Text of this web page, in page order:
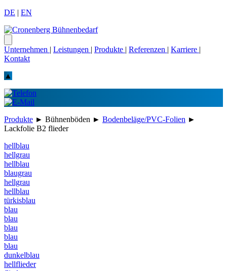
DE | EN
Unternehmen | Leistungen | Produkte | Referenzen | Karriere |
Kontakt
▲
Produkte ► Bühnenböden ► Bodenbeläge/PVC-Folien ►
Lackfolie B2 flieder
hellblau
hellgrau
hellblau
blaugrau
hellgrau
hellblau
türkisblau
blau
blau
blau
blau
blau
dunkelblau
hellflieder